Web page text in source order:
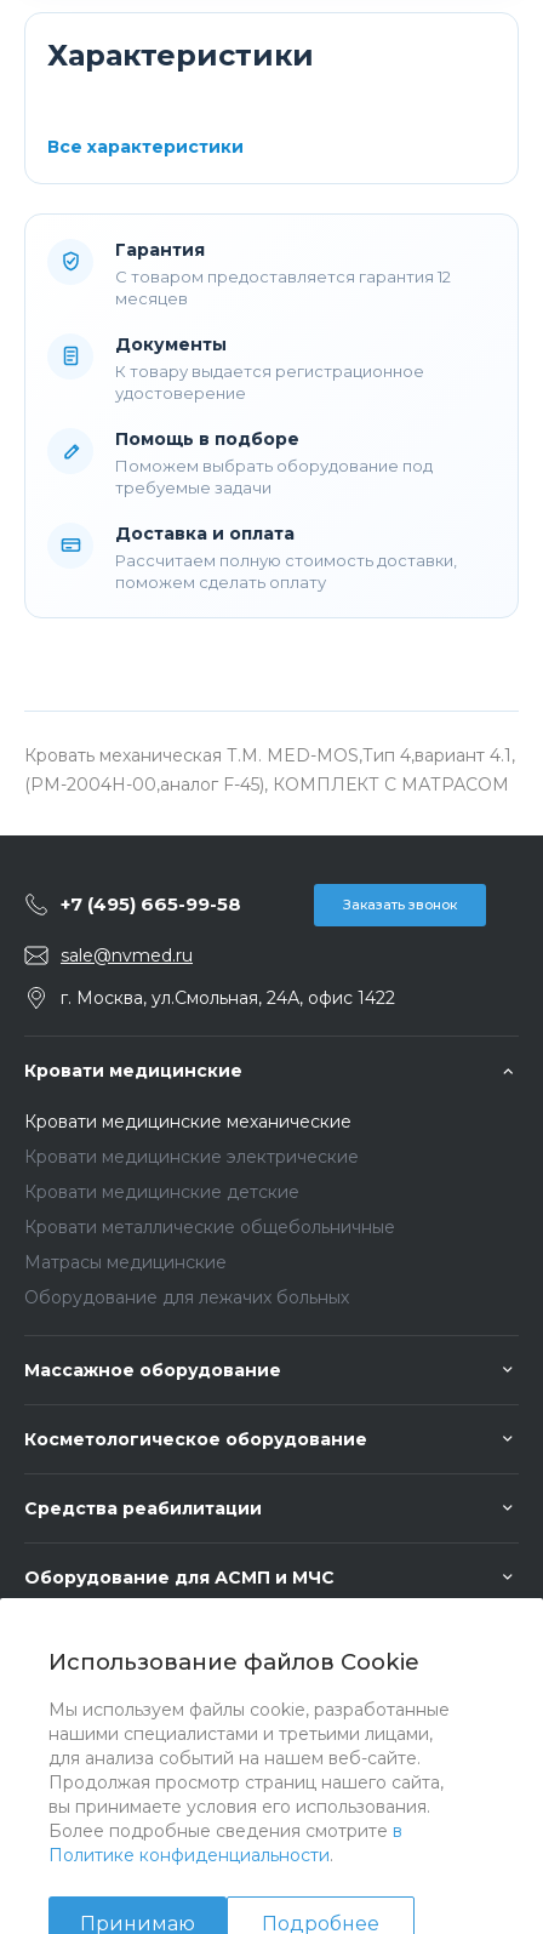
Использование файлов Cookie
Мы используем файлы cookie, разработанные
нашими специалистами и третьими лицами,
для анализа событий на нашем веб-сайте.
Продолжая просмотр страниц нашего сайта,
вы принимаете условия его использования.
Более подробные сведения смотрите в
Политике конфиденциальности.
Принимаю Подробнее
Характеристики
Все характеристики
Гарантия
С товаром предоставляется гарантия 12
месяцев
Документы
К товару выдается регистрационное
удостоверение
Помощь в подборе
Поможем выбрать оборудование под
требуемые задачи
Доставка и оплата
Рассчитаем полную стоимость доставки,
поможем сделать оплату
Кровать механическая Т.М. MED-MOS,Тип 4,вариант 4.1,
(РМ-2004H-00,аналог F-45), КОМПЛЕКТ С МАТРАСОМ
+7 (495) 665-99-58 Заказать звонок
sale@nvmed.ru
г. Москва, ул.Смольная, 24А, офис 1422
Кровати медицинские
Кровати медицинские механические
Кровати медицинские электрические
Кровати медицинские детские
Кровати металлические общебольничные
Матрасы медицинские
Оборудование для лежачих больных
Массажное оборудование
Косметологическое оборудование
Средства реабилитации
Оборудование для АСМП и МЧС
Медицинская мебель